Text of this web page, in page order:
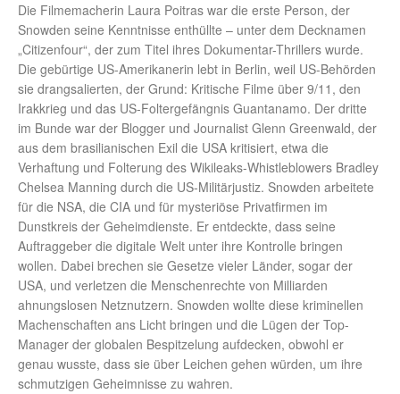
Die Filmemacherin Laura Poitras war die erste Person, der
Snowden seine Kenntnisse enthüllte – unter dem Decknamen
„Citizenfour“, der zum Titel ihres Dokumentar-Thrillers wurde.
Die gebürtige US-Amerikanerin lebt in Berlin, weil US-Behörden
sie drangsalierten, der Grund: Kritische Filme über 9/11, den
Irakkrieg und das US-Foltergefängnis Guantanamo. Der dritte
im Bunde war der Blogger und Journalist Glenn Greenwald, der
aus dem brasilianischen Exil die USA kritisiert, etwa die
Verhaftung und Folterung des Wikileaks-Whistleblowers Bradley
Chelsea Manning durch die US-Militärjustiz. Snowden arbeitete
für die NSA, die CIA und für mysteriöse Privatfirmen im
Dunstkreis der Geheimdienste. Er entdeckte, dass seine
Auftraggeber die digitale Welt unter ihre Kontrolle bringen
wollen. Dabei brechen sie Gesetze vieler Länder, sogar der
USA, und verletzen die Menschenrechte von Milliarden
ahnungslosen Netznutzern. Snowden wollte diese kriminellen
Machenschaften ans Licht bringen und die Lügen der Top-
Manager der globalen Bespitzelung aufdecken, obwohl er
genau wusste, dass sie über Leichen gehen würden, um ihre
schmutzigen Geheimnisse zu wahren.